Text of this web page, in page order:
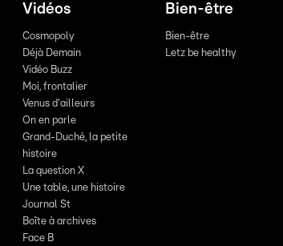
Vidéos
Cosmopoly
Déjà Demain
Vidéo Buzz
Moi, frontalier
Venus d'ailleurs
On en parle
Grand-Duché, la petite
histoire
La question X
Une table, une histoire
Journal St
Boîte à archives
Face B
Bien-être
Bien-être
Letz be healthy